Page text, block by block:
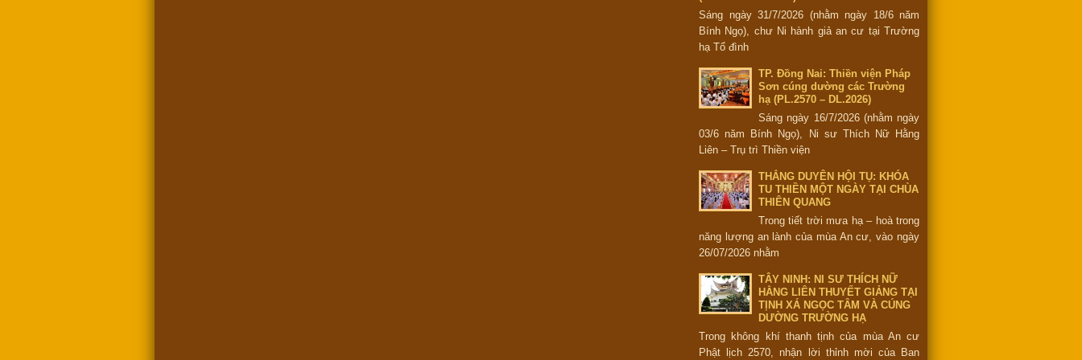
Sáng ngày 31/7/2026 (nhằm ngày 18/6 năm
Bính Ngọ), chư Ni hành giả an cư tại Trường
hạ Tổ đình
TP. Đồng Nai: Thiền viện Pháp
Sơn cúng dường các Trường
hạ (PL.2570 – DL.2026)
Sáng ngày 16/7/2026 (nhằm ngày
03/6 năm Bính Ngọ), Ni sư Thích Nữ Hằng
Liên – Trụ trì Thiền viện
THẮNG DUYÊN HỘI TỤ: KHÓA
TU THIỀN MỘT NGÀY TẠI CHÙA
THIÊN QUANG
Trong tiết trời mưa hạ – hoà trong
năng lượng an lành của mùa An cư, vào ngày
26/07/2026 nhằm
TÂY NINH: NI SƯ THÍCH NỮ
HẰNG LIÊN THUYẾT GIẢNG TẠI
TỊNH XÁ NGỌC TÂM VÀ CÚNG
DƯỜNG TRƯỜNG HẠ
Trong không khí thanh tịnh của mùa An cư
Phật lịch 2570, nhận lời thỉnh mời của Ban